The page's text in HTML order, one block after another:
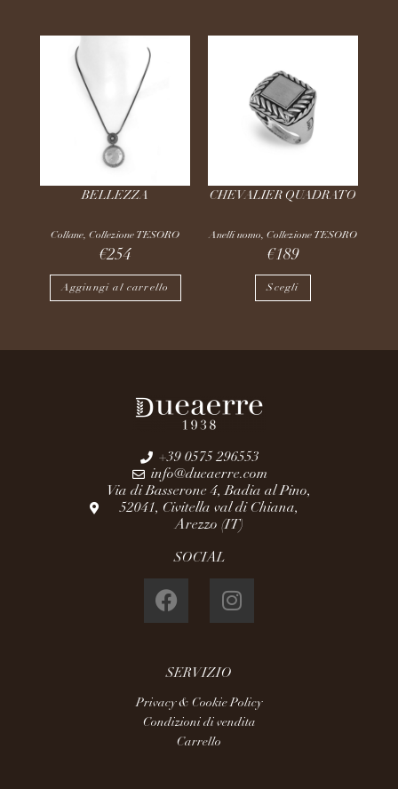
BELLEZZA
Collane, Collezione TESORO
€254
Aggiungi al carrello
CHEVALIER QUADRATO
Anelli uomo, Collezione TESORO
€189
Scegli
+39 0575 296553
info@dueaerre.com
Via di Basserone 4, Badia al Pino,
52041, Civitella val di Chiana,
Arezzo (IT)
SOCIAL
SERVIZIO
Privacy & Cookie Policy
Condizioni di vendita
Carrello